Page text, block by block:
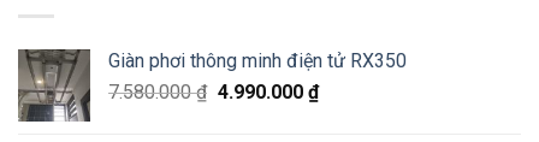
Đống
Đa
Đông
–
Siêu
Giàn phơi thông minh điện tử RX350
7.580.000₫ 4.990.000 ₫